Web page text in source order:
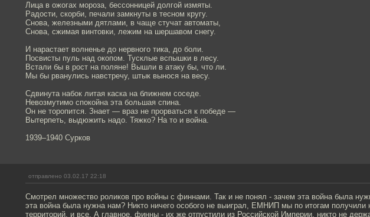
Лица в ожогах мороза, бессонницей долгой измяты.
Радости, скорби, печали замкнуты в тесном кругу.
Снова, железными дятлами, в чаще стучат автоматы,
Снова, сжимая винтовки, лежим на шершавом снегу.
И нарастает волненье до нервного тика, до боли.
Посвисты пуль над окопом. Тусклые вспышки в лесу.
Встали бы в рост на поляне! Вышли в атаку бы, что ли.
Мы бы рванулись навстречу, штык вынося на весу.
Сдвинута набок литая каска на ближнем соседе.
Невозмутимо спокойна эта большая спина.
Он не торопится. Знает — враз не прорваться к победе —
Вытерпеть, выдюжить надо. Тяжко? На то и война.
1939–1940 Сурков
отправлено 03.02.17 22:18
Смотрел множество роликов про войны с финнами. Так и не понял - зачем эта война была
эта война была нужна нам? Никто ничего особого не выиграл, ЕМНИП мы по итогам получили
территорий, и все. А главное, финны - их же отпустили из Российской Империи, никто не